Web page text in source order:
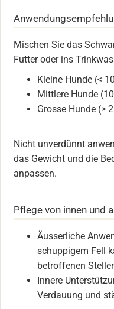
Mischen Sie das
Futter oder ins
Kleine Hunde (<
Mittlere Hunde
Grosse Hunde (>
Nicht unverdünnt
das Gewicht und die
anpassen.
Pflege von innen und
Äusserliche
schuppigem Fell
betroffenen
Innere
Verdauung und